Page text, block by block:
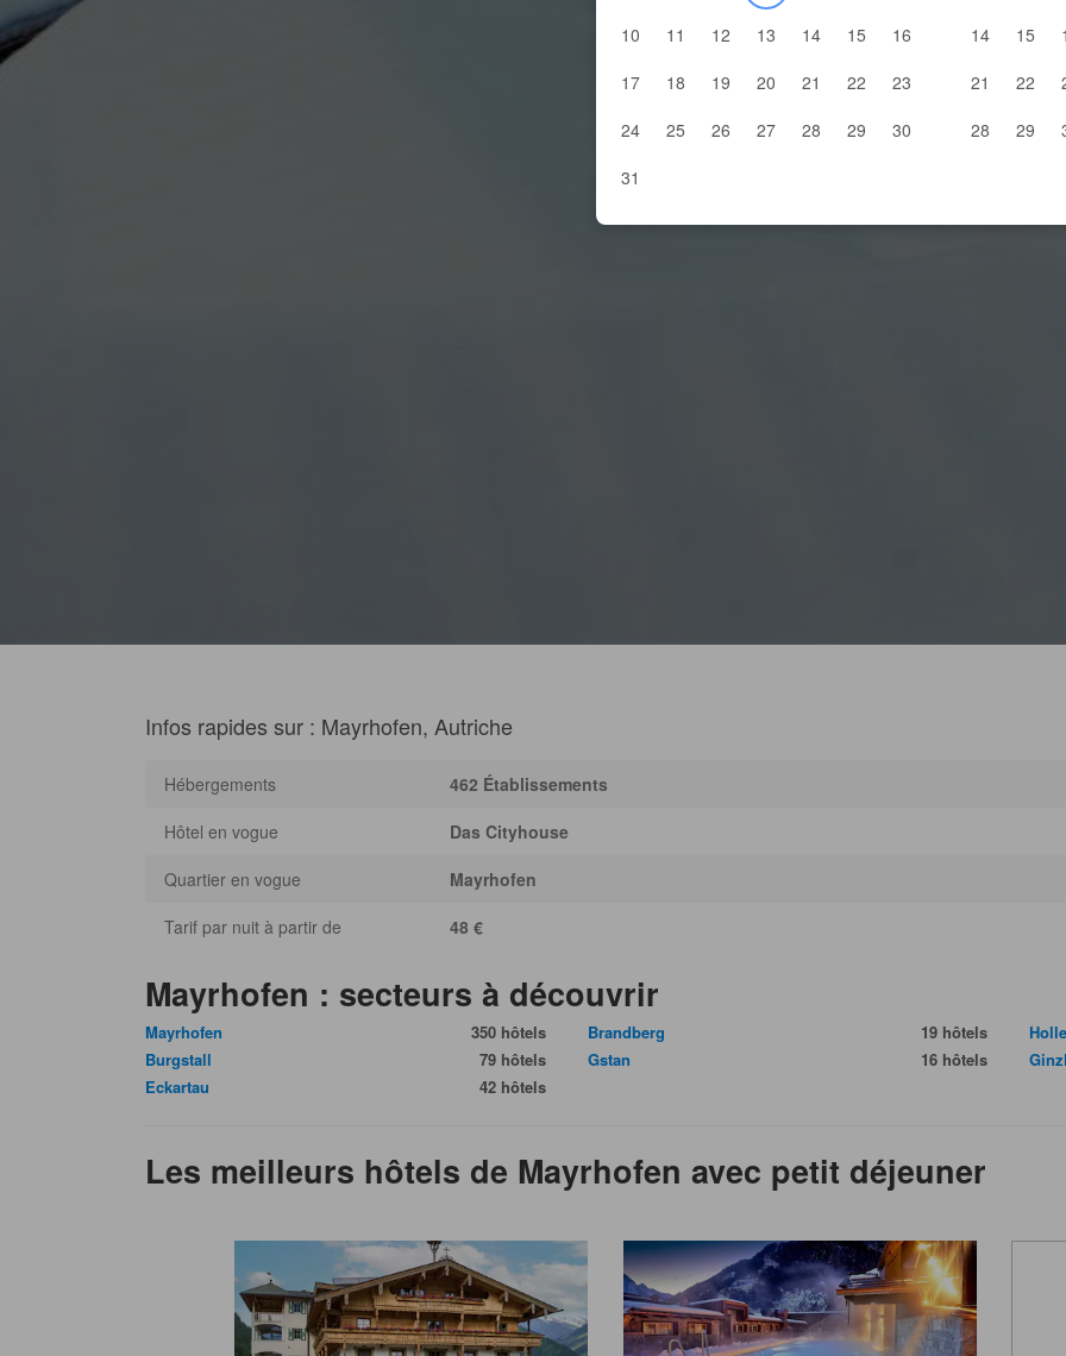
10
11 12 13 14 15
16
17
18 19 20 21 22
23
24
25 26 27 28 29
30
31
14
15
21
22
28
29
Infos rapides sur : Mayrhofen, Autriche
Hébergements
462 Établissements
Hôtel en vogue
Das Cityhouse
Quartier en vogue
Mayrhofen
Tarif par nuit à partir de
48 €
Mayrhofen : secteurs à découvrir
Mayrhofen
350 hôtels
Burgstall
79 hôtels
Eckartau
42 hôtels
Brandberg
19 hôtels
Gstan
16 hôtels
Les meilleurs hôtels de Mayrhofen avec petit déjeuner